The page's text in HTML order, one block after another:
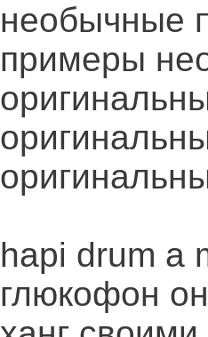
необычные
примеры
hapi drum a
глюкофон